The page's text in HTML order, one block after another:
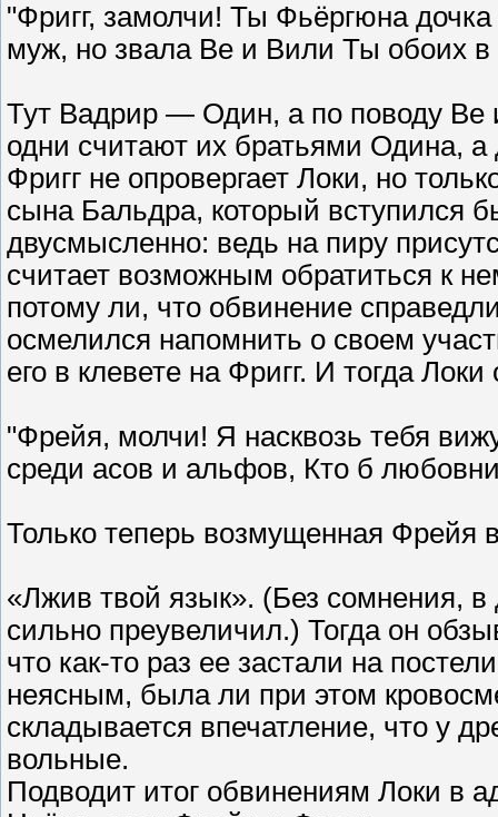
"Фригг, замолчи! Ты Фьёргюна
муж, но звала Be и Вили Ты обоих в
Тут Вадрир — Один, а по поводу Be
одни считают их братьями Одина,
Фригг не опровергает Локи, но
сына Бальдра, который вступился
двусмысленно: ведь на пиру
считает возможным обратиться к
потому ли, что обвинение
осмелился напомнить о своем
его в клевете на Фригг. И тогда
"Фрейя, молчи! Я насквозь тебя
среди асов и альфов, Кто б
Только теперь возмущенная Фрейя
«Лжив твой язык». (Без сомнения,
сильно преувеличил.) Тогда он
что как-то раз ее застали на
неясным, была ли при этом
складывается впечатление, что у
вольные.
Подводит итог обвинениям Локи в